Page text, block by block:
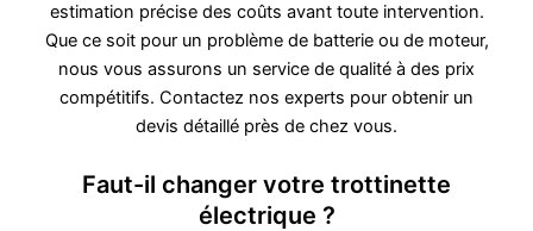
estimation précise des coûts avant toute intervention.
Que ce soit pour un problème de batterie ou de moteur,
nous vous assurons un service de qualité à des prix
compétitifs. Contactez nos experts pour obtenir un
devis détaillé près de chez vous.
Faut-il changer votre trottinette
électrique ?